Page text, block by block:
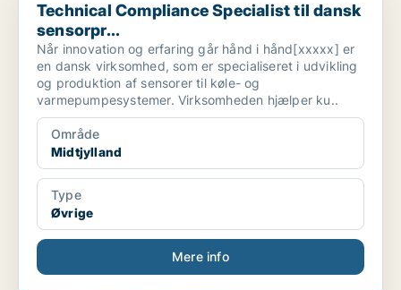
Technical Compliance Specialist til dansk
sensorpr...
Når innovation og erfaring går hånd i hånd[xxxxx] er
en dansk virksomhed, som er specialiseret i udvikling
og produktion af sensorer til køle- og
varmepumpesystemer. Virksomheden hjælper ku..
Område
Midtjylland
Type
Øvrige
Mere info